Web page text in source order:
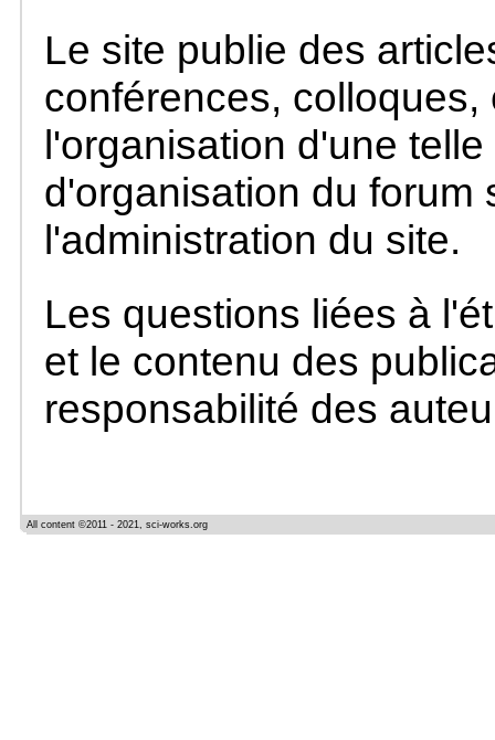
Le site publie des
conférences,
l'organisation d'une
d'organisation du forum
l'administration du site.
Les questions liées à
et le contenu des
responsabilité des
All content ©2011 - 2021, sci-works.org